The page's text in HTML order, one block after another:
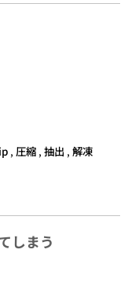
, 圧縮 , 抽出 , 解凍
しまう